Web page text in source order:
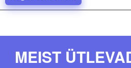
MEIST